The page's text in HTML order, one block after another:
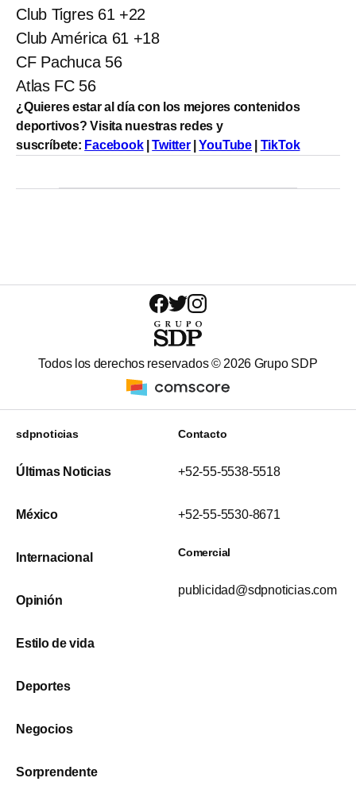
Club Tigres 61 +22
Club América 61 +18
CF Pachuca 56
Atlas FC 56
¿Quieres estar al día con los mejores contenidos
deportivos? Visita nuestras redes y
suscríbete: Facebook|Twitter|YouTube TikTok
Todos los derechos reservados © 2026 Grupo SDP
sdpnoticias
Últimas Noticias
México
Internacional
Opinión
Estilo de vida
Deportes
Negocios
Sorprendente
Contacto
+52-55-5538-5518
+52-55-5530-8671
Comercial
publicidad@sdpnoticias.com